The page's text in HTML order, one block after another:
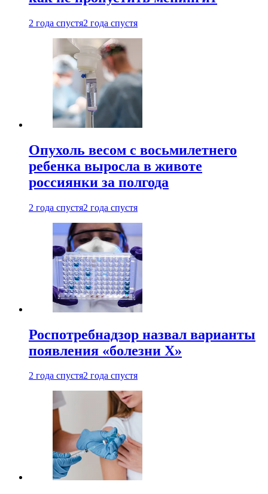
2 года спустя2 года спустя
Опухоль весом с восьмилетнего
ребенка выросла в животе
россиянки за полгода
2 года спустя2 года спустя
Роспотребнадзор назвал варианты
появления «болезни Х»
2 года спустя2 года спустя